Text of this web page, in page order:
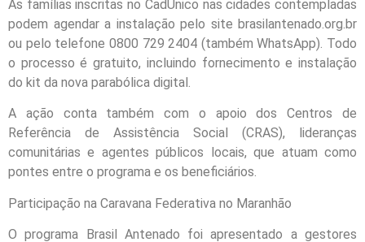
As famílias inscritas no CadÚnico nas cidades contempladas
podem agendar a instalação pelo site brasilantenado.org.br
ou pelo telefone 0800 729 2404 (também WhatsApp). Todo
o processo é gratuito, incluindo fornecimento e instalação
do kit da nova parabólica digital.
A ação conta também com o apoio dos Centros de
Referência de Assistência Social (CRAS), lideranças
comunitárias e agentes públicos locais, que atuam como
pontes entre o programa e os beneficiários.
Participação na Caravana Federativa no Maranhão
O programa Brasil Antenado foi apresentado a gestores